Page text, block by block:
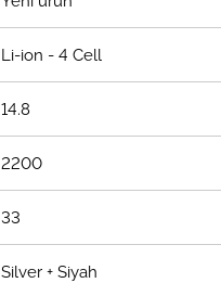
Li-ion - 4 Cell
14.8
2200
33
Silver + Siyah